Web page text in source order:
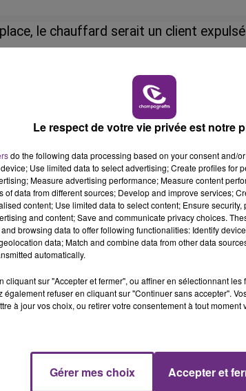
19h15 - 20h00
LA RADIO POP
le chauffard serait un client
plus loin, il se trouve actuellement
UN FEU DE REMORQUE BLOQUE
Un feu de remorque s'est déclaré ce
en fin de matinée sur l'A34.
5h00 - 6h00
LE BEST OF DE LA FAMILLE
Le respect de votre vie privée est notre
do the following data processing based on your consent and/
Use limited data to select advertising; Create profiles for
Measure advertising performance; Measure content
of data from different sources; Develop and improve services;
content; Use limited data to select content; Ensure
and content; Save and communicate privacy choices.
browsing data to offer following functionalities: Identify
data; Match and combine data from other data
automatically.
cliquant sur "Accepter et fermer", ou affiner en sélectionnant
également refuser en cliquant sur "Continuer sans accepter".
à jour vos choix, ou retirer votre consentement à tout
Gérer mes choix Accepter et